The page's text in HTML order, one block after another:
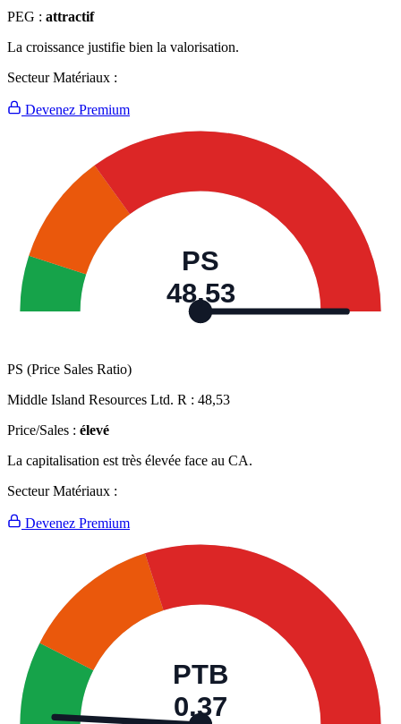
PEG : attractif
La croissance justifie bien la valorisation.
Secteur Matériaux :
Devenez Premium
PS
48,53
PS (Price Sales Ratio)
Middle Island Resources Ltd. R : 48,53
Price/Sales : élevé
La capitalisation est très élevée face au CA.
Secteur Matériaux :
Devenez Premium
PTB
0,37